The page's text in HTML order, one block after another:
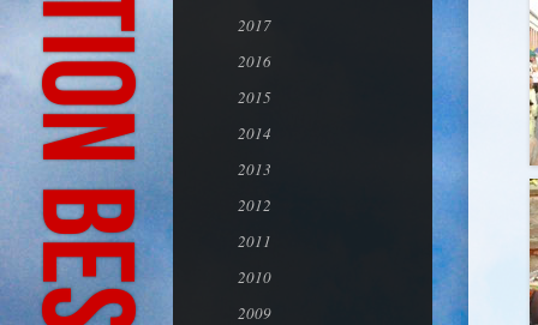
2017
2016
2015
2014
2013
2012
2011
2010
2009